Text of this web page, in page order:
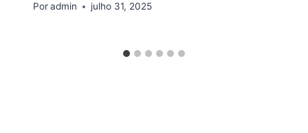
Poradmin julho 31, 2025